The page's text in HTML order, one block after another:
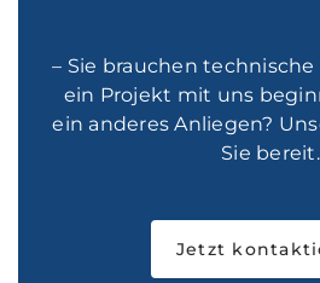
– Sie brauchen
ein Projekt mit uns
ein anderes Anliegen?
Sie bereit.
Jetzt